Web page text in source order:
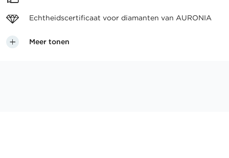
Echtheidscertificaat voor diamanten van AURONIA
Meer tonen